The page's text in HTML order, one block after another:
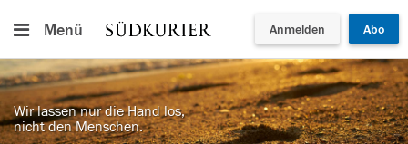
Menü Anmelden Abo
Wir lassen nur die Hand los,
nicht den Menschen.